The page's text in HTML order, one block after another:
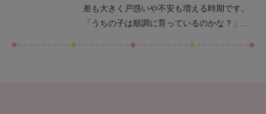
日からの関わり方にぜひ役立ててください。
差も大きく戸惑いや不安も増える時期です。
「うちの子は順調に育っているのかな？」